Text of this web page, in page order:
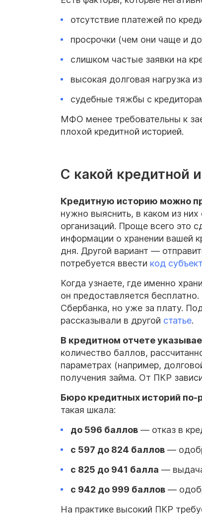
отсутствие платежей по
просрочки (чем они чаще и
слишком частые заявки на
высокая долговая нагрузка
судебные тяжбы с
МФО менее требовательны к
плохой кредитной историей.
С какой кредитной
Кредитную историю можно
нужно выяснить, в каком из
организаций. Проще всего это
информации о хранении вашей
дня. Другой вариант —
потребуется ввести код
Когда узнаете, где именно
он предоставляется
Сбербанка, но уже за плату.
рассказывали в другой статье.
В кредитном отчете
количество баллов,
параметрах (например,
получения займа. От ПКР
Бюро кредитных историй
такая шкала:
до 596 баллов — отказ в
с 597 до 824 баллов —
с 825 до 941 балла —
с 942 до 999 баллов —
На практике высокий ПКР